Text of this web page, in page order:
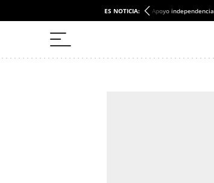
ES NOTICIA: Apoyo independencia